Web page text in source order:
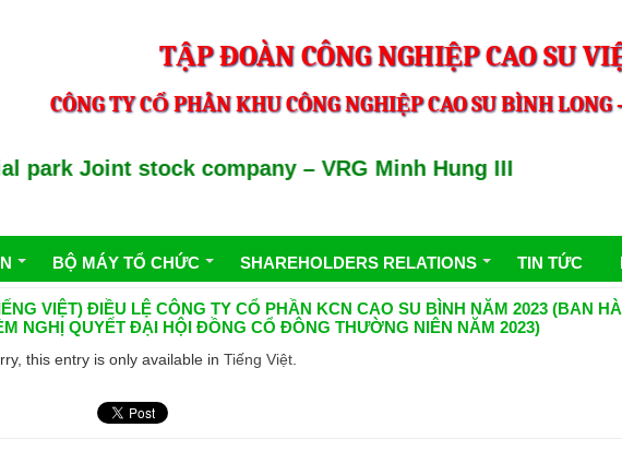
TẬP ĐOÀN CÔNG NGHIỆP CAO SU
CÔNG TY CỔ PHẦN KHU CÔNG NGHIỆP CAO SU BÌNH
Joint stock company – VRG Minh Hung III
BỘ MÁY TỔ CHỨC SHAREHOLDERS RELATIONS TIN TỨC
VIỆT) ĐIỀU LỆ CÔNG TY CỔ PHẦN KCN CAO SU BÌNH NĂM 2023 (BAN
NGHỊ QUYẾT ĐẠI HỘI ĐỒNG CỔ ĐÔNG THƯỜNG NIÊN NĂM 2023)
this entry is only available in Tiếng Việt